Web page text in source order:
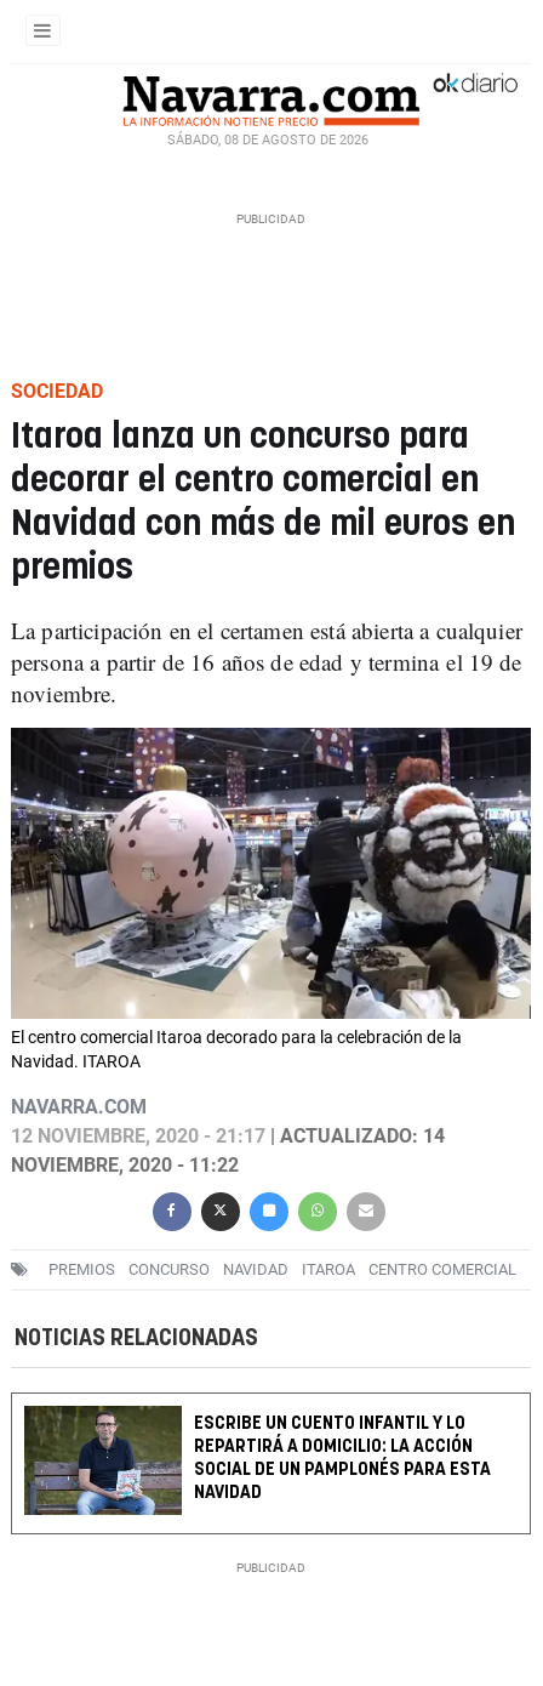
SÁBADO, 08 DE AGOSTO DE 2026
SOCIEDAD
Itaroa lanza un concurso para
decorar el centro comercial en
Navidad con más de mil euros en
premios
La participación en el certamen está abierta a cualquier
persona a partir de 16 años de edad y termina el 19 de
noviembre.
El centro comercial Itaroa decorado para la celebración de la
Navidad. ITAROA
NAVARRA.COM
12 NOVIEMBRE, 2020 - 21:17 | ACTUALIZADO: 14
NOVIEMBRE, 2020 - 11:22
PREMIOS CONCURSO NAVIDAD ITAROA CENTRO COMERCIAL
NOTICIAS RELACIONADAS
ESCRIBE UN CUENTO INFANTIL Y LO
REPARTIRÁ A DOMICILIO: LA ACCIÓN
SOCIAL DE UN PAMPLONÉS PARA ESTA
NAVIDAD